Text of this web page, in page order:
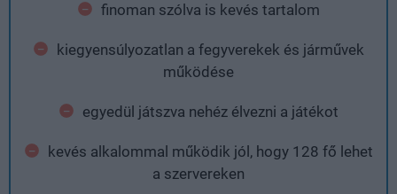
finoman szólva is kevés tartalom
kiegyensúlyozatlan a fegyverekek és járművek
működése
egyedül játszva nehéz élvezni a játékot
kevés alkalommal működik jól, hogy 128 fő lehet
a szervereken